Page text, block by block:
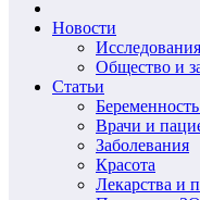
Новости
Общество и
Статьи
Врачи и
Заболевания
Красота
Лекарства и